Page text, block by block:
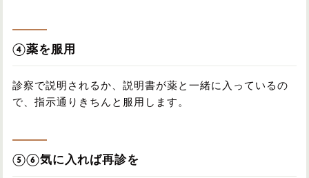
④薬を服用
診察で説明されるか、説明書が薬と一緒に入っているの
で、指示通りきちんと服用します。
⑤⑥気に入れば再診を